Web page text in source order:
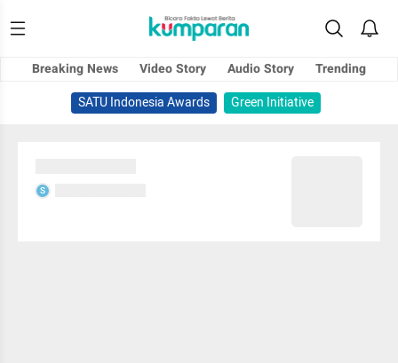
Breaking News Video Story Audio Story
Trending
SATU Indonesia Awards
Green Initiative
S